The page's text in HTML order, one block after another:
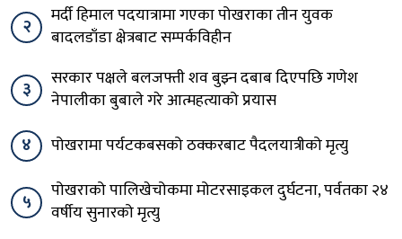
२
मर्दी हिमाल पदयात्रामा गएका पोखराका तीन युवक
बादलडाँडा क्षेत्रबाट सम्पर्कविहीन
३
सरकार पक्षले बलजफ्ती शव बुझ्न दबाब दिएपछि गणेश
नेपालीका बुबाले गरे आत्महत्याको प्रयास
४
पोखरामा पर्यटकबसको ठक्करबाट पैदलयात्रीको मृत्यु
५
पोखराको पालिखेचोकमा मोटरसाइकल दुर्घटना, पर्वतका २४
वर्षीय सुनारको मृत्यु